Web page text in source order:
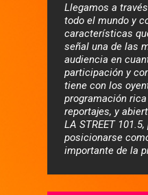
Llegamos a
todo el mundo y
características
señal una de las
audiencia en
participación y
tiene con los
programación
reportajes, y
LA STREET
posicionarse
importante de la